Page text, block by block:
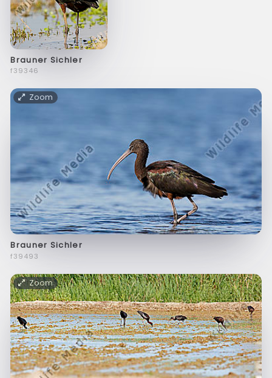
Brauner Sichler
f39346
Zoom
Brauner Sichler
f39493
Zoom